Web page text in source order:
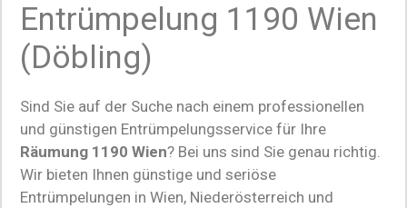
Entrümpelung 1190 Wien
(Döbling)
Sind Sie auf der Suche nach einem professionellen
und günstigen Entrümpelungsservice für Ihre
Räumung 1190 Wien? Bei uns sind Sie genau richtig.
Wir bieten Ihnen günstige und seriöse
Entrümpelungen in Wien, Niederösterreich und